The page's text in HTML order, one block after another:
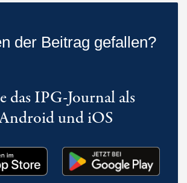
der Beitrag gefallen?
das IPG-Journal als
und iOS